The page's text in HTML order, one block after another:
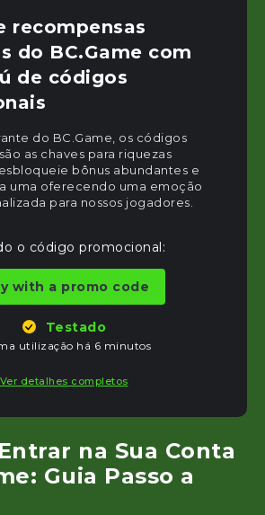
recompensas
do BC.Game com
de códigos
do BC.Game, os códigos
as chaves para riquezas
bônus abundantes e
uma oferecendo uma emoção
para nossos jogadores.
o código promocional:
with a promo code
Testado
utilização há 6 minutos
Ver detalhes completos
na Sua Conta
Guia Passo a